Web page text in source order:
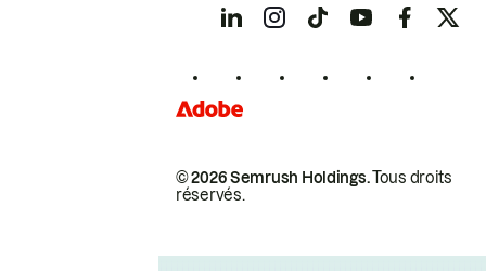
© 2026 Semrush Holdings.Tous droits
réservés.